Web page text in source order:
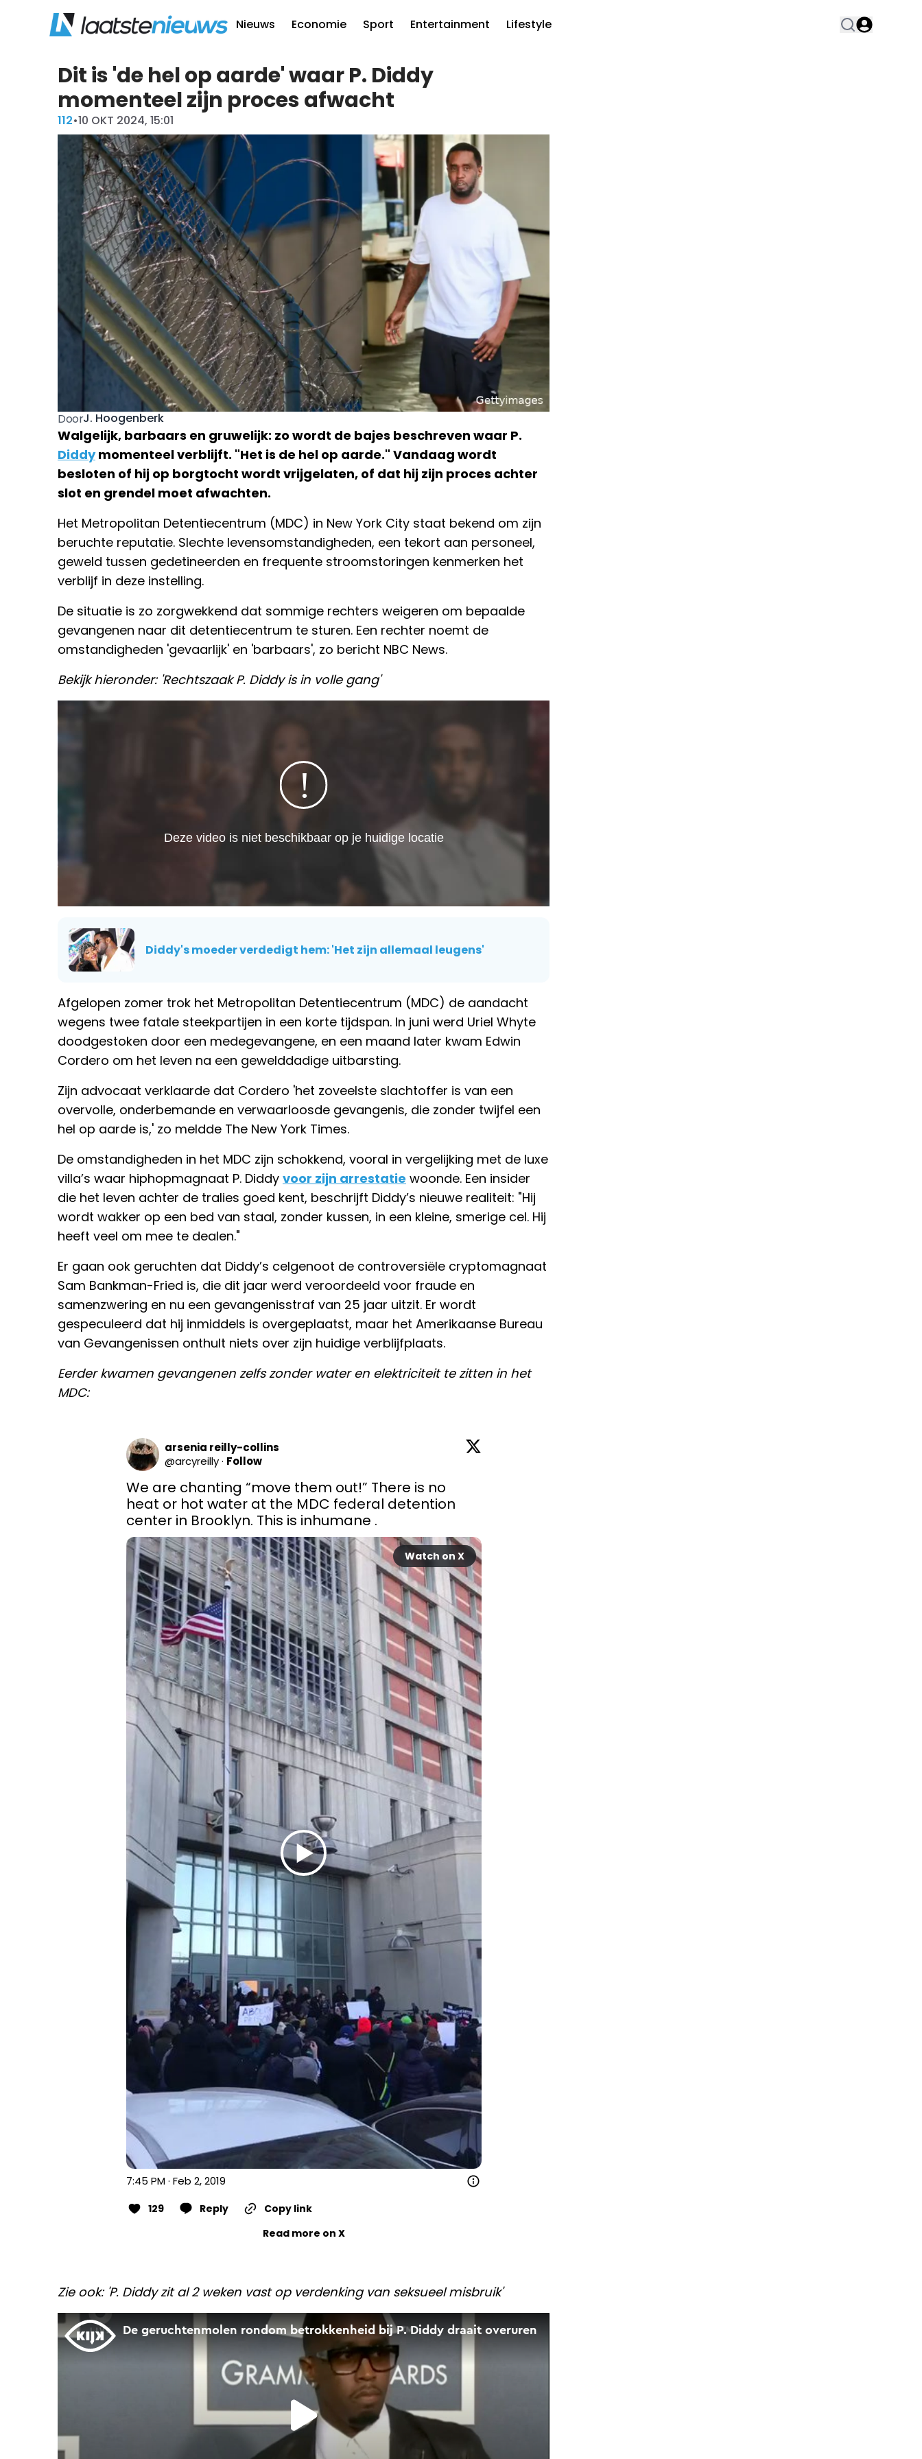
Nieuws Economie Sport Entertainment Lifestyle
Dit is 'de hel op aarde' waar P. Diddy
momenteel zijn proces afwacht
112•10 OKT 2024, 15:01
DoorJ. Hoogenberk
Walgelijk, barbaars en gruwelijk: zo wordt de bajes beschreven waar P.
Diddymomenteel verblijft. "Het is de hel op aarde." Vandaag wordt
besloten of hij op borgtocht wordt vrijgelaten, of dat hij zijn proces achter
slot en grendel moet afwachten.
Het Metropolitan Detentiecentrum (MDC) in New York City staat bekend om zijn
beruchte reputatie. Slechte levensomstandigheden, een tekort aan personeel,
geweld tussen gedetineerden en frequente stroomstoringen kenmerken het
verblijf in deze instelling.
De situatie is zo zorgwekkend dat sommige rechters weigeren om bepaalde
gevangenen naar dit detentiecentrum te sturen. Een rechter noemt de
omstandigheden 'gevaarlijk' en 'barbaars', zo bericht NBC News.
Bekijk hieronder: 'Rechtszaak P. Diddy is in volle gang'
Diddy's moeder verdedigt hem: 'Het zijn allemaal leugens'
Afgelopen zomer trok het Metropolitan Detentiecentrum (MDC) de aandacht
wegens twee fatale steekpartijen in een korte tijdspan. In juni werd Uriel Whyte
doodgestoken door een medegevangene, en een maand later kwam Edwin
Cordero om het leven na een gewelddadige uitbarsting.
Zijn advocaat verklaarde dat Cordero 'het zoveelste slachtoffer is van een
overvolle, onderbemande en verwaarloosde gevangenis, die zonder twijfel een
hel op aarde is,' zo meldde The New York Times.
De omstandigheden in het MDC zijn schokkend, vooral in vergelijking met de luxe
villa’s waar hiphopmagnaat P. Diddy voor zijn arrestatie woonde. Een insider
die het leven achter de tralies goed kent, beschrijft Diddy’s nieuwe realiteit: "Hij
wordt wakker op een bed van staal, zonder kussen, in een kleine, smerige cel. Hij
heeft veel om mee te dealen."
Er gaan ook geruchten dat Diddy’s celgenoot de controversiële cryptomagnaat
Sam Bankman-Fried is, die dit jaar werd veroordeeld voor fraude en
samenzwering en nu een gevangenisstraf van 25 jaar uitzit. Er wordt
gespeculeerd dat hij inmiddels is overgeplaatst, maar het Amerikaanse Bureau
van Gevangenissen onthult niets over zijn huidige verblijfplaats.
Eerder kwamen gevangenen zelfs zonder water en elektriciteit te zitten in het
MDC:
arsenia reilly-collins
@arcyreilly · Follow
We are chanting “move them out!” There is no
heat or hot water at the MDC federal detention
center in Brooklyn. This is inhumane .
Watch on X
7:45 PM · Feb 2, 2019
129 Reply
Copy link
Read more on X
Zie ook: 'P. Diddy zit al 2 weken vast op verdenking van seksueel misbruik'